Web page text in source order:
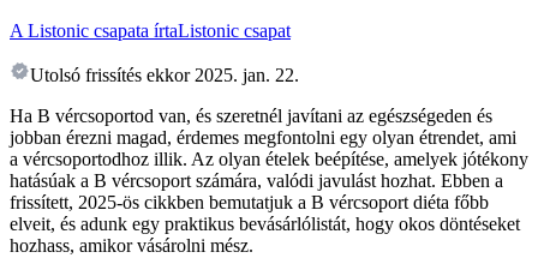
A Listonic csapata írtaListonic csapat
Utolsó frissítés ekkor 2025. jan. 22.
Ha B vércsoportod van, és szeretnél javítani az egészségeden és
jobban érezni magad, érdemes megfontolni egy olyan étrendet, ami
a vércsoportodhoz illik. Az olyan ételek beépítése, amelyek jótékony
hatásúak a B vércsoport számára, valódi javulást hozhat. Ebben a
frissített, 2025-ös cikkben bemutatjuk a B vércsoport diéta főbb
elveit, és adunk egy praktikus bevásárlólistát, hogy okos döntéseket
hozhass, amikor vásárolni mész.